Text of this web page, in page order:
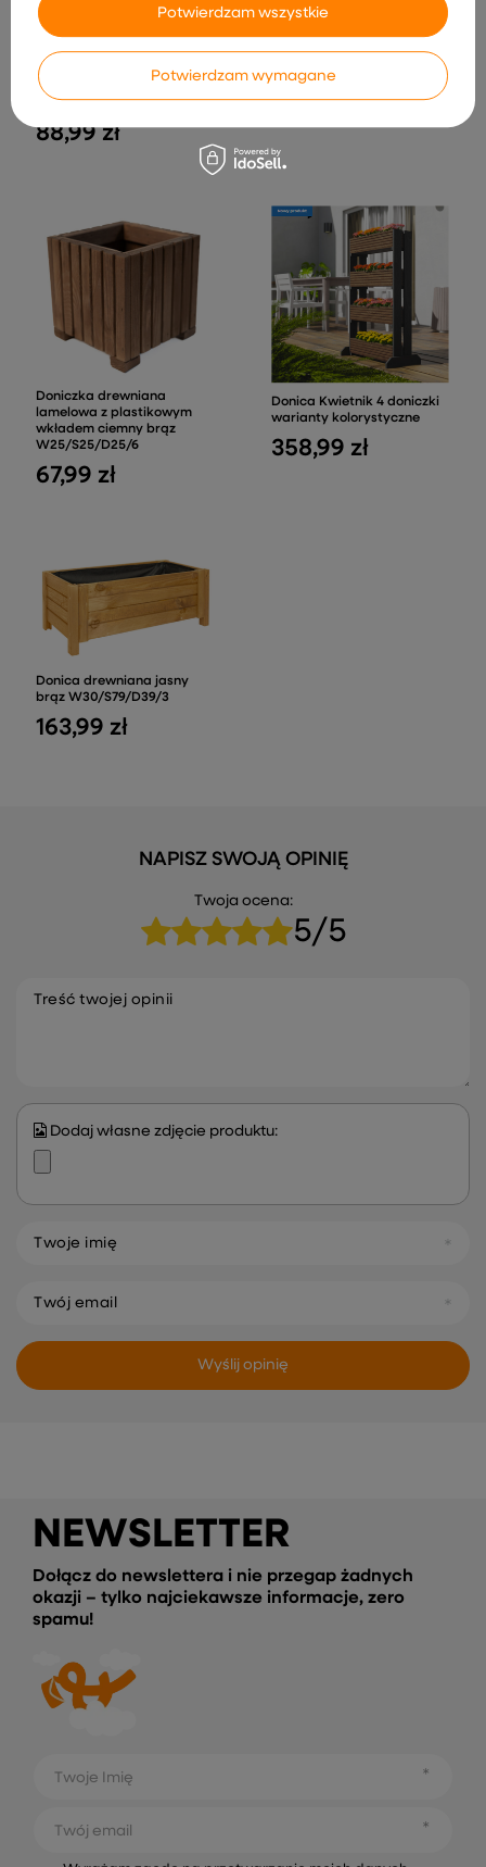
Doniczka drewniana
lamelowa z plastikowym
wkładem biała
W40/S25/D25
88,99 zł
W14/S24/D64/5
63,99 zł
Doniczka drewniana
lamelowa z plastikowym
wkładem ciemny brąz
W25/S25/D25/6
67,99 zł
Donica Kwietnik 4 doniczki
warianty kolorystyczne
358,99 zł
Donica drewniana jasny
brąz W30/S79/D39/3
163,99 zł
NAPISZ SWOJĄ OPINIĘ
Twoja ocena:
5/5
Treść twojej opinii
Dodaj własne zdjęcie produktu:
Twoje imię
Twój email
Wyślij opinię
NEWSLETTER
Dołącz do newslettera i nie przegap żadnych
okazji – tylko najciekawsze informacje, zero
spamu!
Twoje Imię
Twój email
Potwierdzam wymagane
Potwierdzam wszystkie